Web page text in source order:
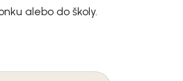
alebo do školy.